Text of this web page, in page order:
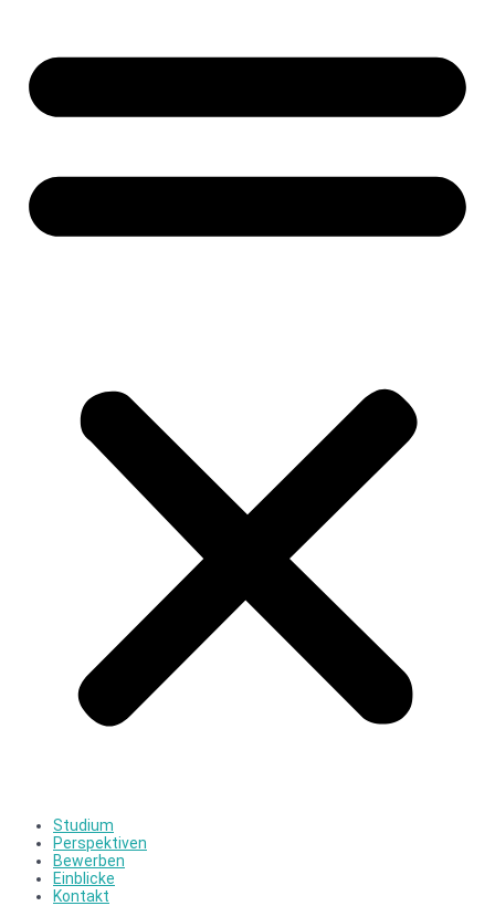
Studium
Perspektiven
Bewerben
Einblicke
Kontakt